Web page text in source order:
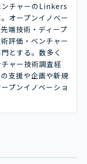
ンチャーのLinkers
オープンイノベー
端技術・ディープ
評価・ベンチャー
とする。数多く
ャー技術調査経
支援や企画や新規
プンイノベーショ